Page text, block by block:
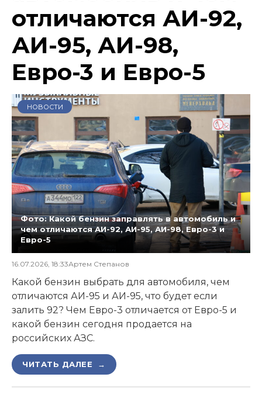
отличаются АИ-92,
АИ-95, АИ-98,
Евро-3 и Евро-5
НОВОСТИ
Фото: Какой бензин заправлять в автомобиль и
чем отличаются АИ-92, АИ-95, АИ-98, Евро-3 и
Евро-5
16.07.2026, 18:33Артем Степанов
Какой бензин выбрать для автомобиля, чем
отличаются АИ-95 и АИ-95, что будет если
залить 92? Чем Евро-3 отличается от Евро-5 и
какой бензин сегодня продается на
российских АЗС.
ЧИТАТЬ ДАЛЕЕ →